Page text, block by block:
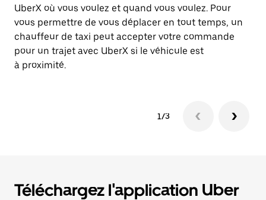
UberX où vous voulez et quand vous voulez. Pour
vous permettre de vous déplacer en tout temps, un
chauffeur de taxi peut accepter votre commande
pour un trajet avec UberX si le véhicule est
à proximité.
1/3
Téléchargez l'application Uber